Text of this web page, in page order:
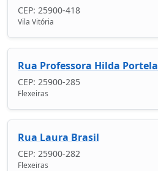
CEP: 25900-418
Vila Vitória
Rua Professora Hilda Portela
CEP: 25900-285
Flexeiras
Rua Laura Brasil
CEP: 25900-282
Flexeiras